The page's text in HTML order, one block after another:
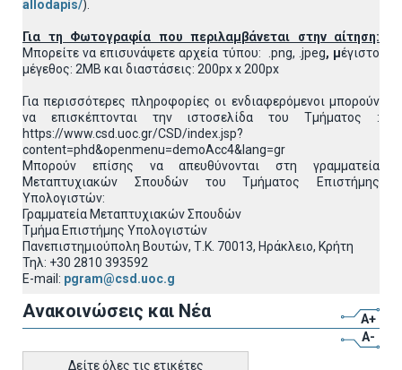
allodapis/).
Για τη Φωτογραφία που περιλαμβάνεται στην αίτηση:
Μπορείτε να επισυνάψετε αρχεία τύπου: .png, .jpeg, μέγιστο
μέγεθος: 2MB και διαστάσεις: 200px x 200px
Για περισσότερες πληροφορίες οι ενδιαφερόμενοι μπορούν
να επισκέπτονται την ιστοσελίδα του Τμήματος :
https://www.csd.uoc.gr/CSD/index.jsp?
content=phd&openmenu=demoAcc4&lang=gr
Μπορούν επίσης να απευθύνονται στη γραμματεία
Μεταπτυχιακών Σπουδών του Τμήματος Επιστήμης
Υπολογιστών:
Γραμματεία Μεταπτυχιακών Σπουδών
Τμήμα Επιστήμης Υπολογιστών
Πανεπιστημιούπολη Βουτών, Τ.Κ. 70013, Ηράκλειο, Κρήτη
Τηλ: +30 2810 393592
E-mail: pgram@csd.uoc.g
Ανακοινώσεις και Νέα
A+
A-
Δείτε όλες τις ετικέτες